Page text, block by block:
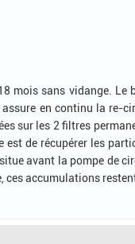
mois sans vidange.
assure en continu la re-
sur les 2 filtres
de récupérer les
avant la pompe de
ces accumulations